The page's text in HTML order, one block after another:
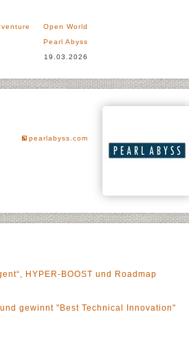
Open World
Pearl Abyss
19.03.2026
pearlabyss.com
HYPER-BOOST und Roadmap
gewinnt "Best Technical Innovation"